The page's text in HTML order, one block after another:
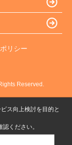
リシー
Reserved.
ス向上検討を目的と
認ください。